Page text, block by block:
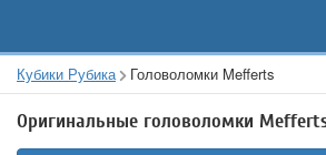
Кубики Рубика Головоломки Mefferts
Оригинальные головоломки